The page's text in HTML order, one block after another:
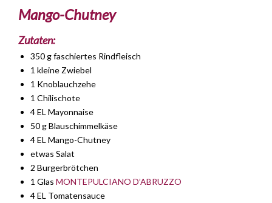
Mango-Chutney
Zutaten:
350 g faschiertes Rindfleisch
1 kleine Zwiebel
1 Knoblauchzehe
1 Chilischote
4 EL Mayonnaise
50 g Blauschimmelkäse
4 EL Mango-Chutney
etwas Salat
2 Burgerbrötchen
1 Glas MONTEPULCIANO D’ABRUZZO
4 EL Tomatensauce